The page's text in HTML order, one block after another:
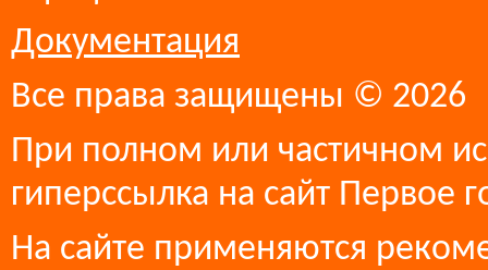
Документация
Все права защищены © 2026
При полном или частичном
гиперссылка на сайт Первое
На сайте применяются